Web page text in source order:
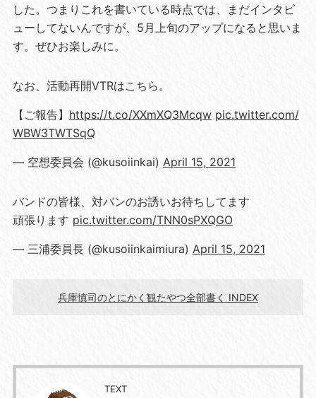
した。つまりこれを書いている時点では、まだインタビ
ューしてないんですが、5月上旬のアップになると思いま
す。ぜひお楽しみに。
なお、活動再開VTRはこちら。
【ご報告】 https://t.co/XXmXQ3Mcqw pic.twitter.com/
WBW3TWTSqQ
— 空想委員会 (@kusoiinkai) April 15, 2021
バンドの皆様、対バンのお誘いお待ちしてます
頑張ります pic.twitter.com/TNN0sPXQGO
— 三浦委員長 (@kusoiinkaimiura) April 15, 2021
兵庫慎司のとにかく観たやつ全部書く INDEX
TEXT